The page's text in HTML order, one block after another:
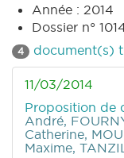
Année : 2014
Dossier n°
4 document(s)
11/03/2014
Proposition de
André,
Catherine,
Maxime,